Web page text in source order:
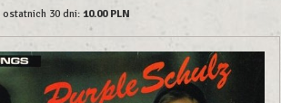
ostatnich 30 dni: 10.00 PLN